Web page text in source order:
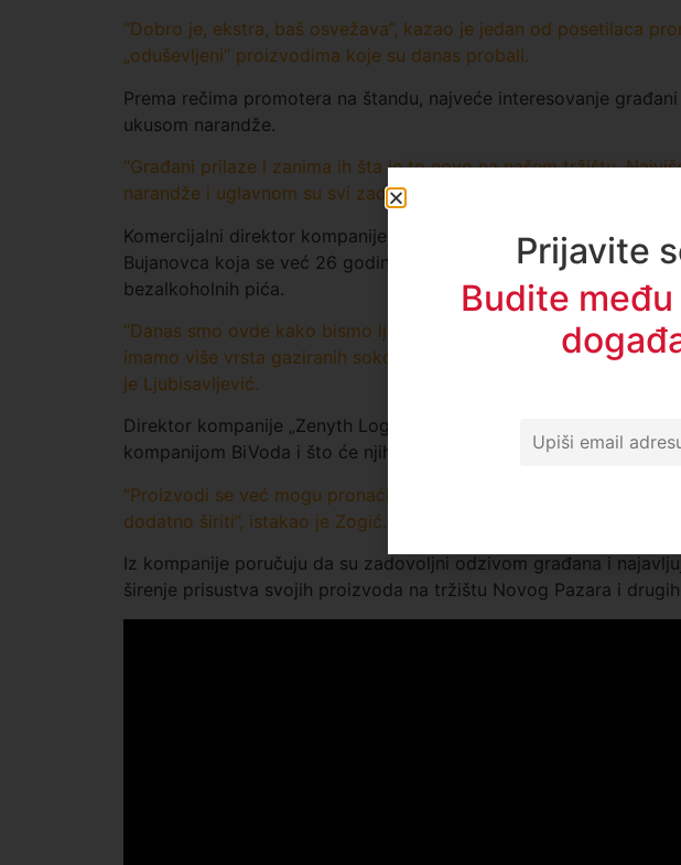
“Dobro je, ekstra, baš osvežava”, kazao je jedan od posetilaca
„oduševljeni“ proizvodima koje su danas probali.
Prema rečima promotera na štandu, najveće interesovanje
ukusom narandže.
“Građani prilaze i zanima ih šta je to novo na našem tržištu.
narandže i uglavnom su svi zadovoljni”, kazala je promoterka
Komercijalni direktor kompanije „BiVoda“, Dejan Ljubisavljević,
Bujanovca koja se već 26 godina uspešno bavi proizvodnjom
bezalkoholnih pića.
“Danas smo ovde kako bismo ljudima u Novom Pazaru približili
imamo više vrsta gaziranih sokova i voda, a cilj nam je da što više
je Ljubisavljević.
Direktor kompanije „Zenyth Logistics“, Haris Zogić, naveo je da
kompanijom BiVoda i što će njihovi proizvodi biti dostupni i na
“Proizvodi se već mogu pronaći u nekoliko trgovinskih lanaca, a
dodatno širiti”, istakao je Zogić.
Iz kompanije poručuju da su zadovoljni odzivom građana i
širenje prisustva svojih proizvoda na tržištu Novog Pazara i
Prijavite
Budite